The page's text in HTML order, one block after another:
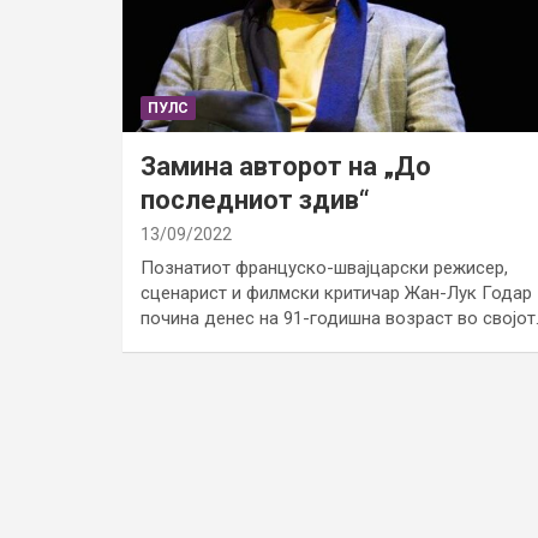
ПУЛС
Замина авторот на „До
последниот здив“
13/09/2022
Познатиот француско-швајцарски режисер,
сценарист и филмски критичар Жан-Лук Годар
почина денес на 91-годишна возраст во